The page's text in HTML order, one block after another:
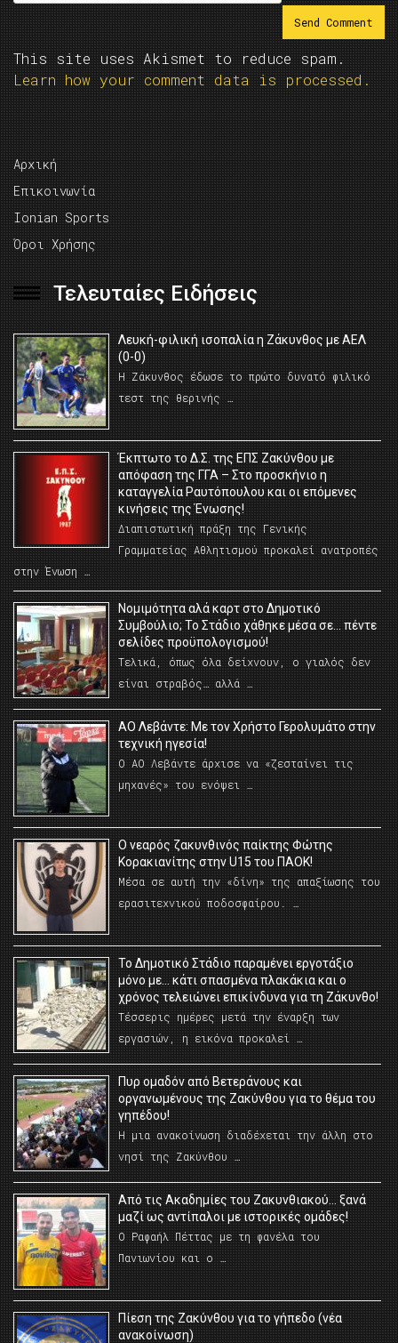
This site uses Akismet to reduce spam.
Learn how your comment data is processed.
Αρχική
Επικοινωνία
Ionian Sports
Όροι Χρήσης
Τελευταίες Ειδήσεις
Λευκή-φιλική ισοπαλία η Ζάκυνθος με ΑΕΛ
(0-0)
Η Ζάκυνθος έδωσε το πρώτο δυνατό φιλικό
τεστ της θερινής …
Έκπτωτο το Δ.Σ. της ΕΠΣ Ζακύνθου με
απόφαση της ΓΓΑ – Στο προσκήνιο η
καταγγελία Ραυτόπουλου και οι επόμενες
κινήσεις της Ένωσης!
Διαπιστωτική πράξη της Γενικής
Γραμματείας Αθλητισμού προκαλεί ανατροπές
στην Ένωση …
Νομιμότητα αλά καρτ στο Δημοτικό
Συμβούλιο; Το Στάδιο χάθηκε μέσα σε… πέντε
σελίδες προϋπολογισμού!
Τελικά, όπως όλα δείχνουν, ο γιαλός δεν
είναι στραβός… αλλά …
ΑΟ Λεβάντε: Με τον Χρήστο Γερολυμάτο στην
τεχνική ηγεσία!
Ο ΑΟ Λεβάντε άρχισε να «ζεσταίνει τις
μηχανές» του ενόψει …
O νεαρός ζακυνθινός παίκτης Φώτης
Κορακιανίτης στην U15 του ΠΑΟΚ!
Μέσα σε αυτή την «δίνη» της απαξίωσης του
ερασιτεχνικού ποδοσφαίρου. …
Το Δημοτικό Στάδιο παραμένει εργοτάξιο
μόνο με… κάτι σπασμένα πλακάκια και ο
χρόνος τελειώνει επικίνδυνα για τη Ζάκυνθο!
Τέσσερις ημέρες μετά την έναρξη των
εργασιών, η εικόνα προκαλεί …
Πυρ ομαδόν από Βετεράνους και
οργανωμένους της Ζακύνθου για το θέμα του
γηπέδου!
Η μια ανακοίνωση διαδέχεται την άλλη στο
νησί της Ζακύνθου …
Από τις Ακαδημίες του Ζακυνθιακού… ξανά
μαζί ως αντίπαλοι με ιστορικές ομάδες!
Ο Ραφαήλ Πέττας με τη φανέλα του
Πανιωνίου και ο …
Πίεση της Ζακύνθου για το γήπεδο (νέα
ανακοίνωση)